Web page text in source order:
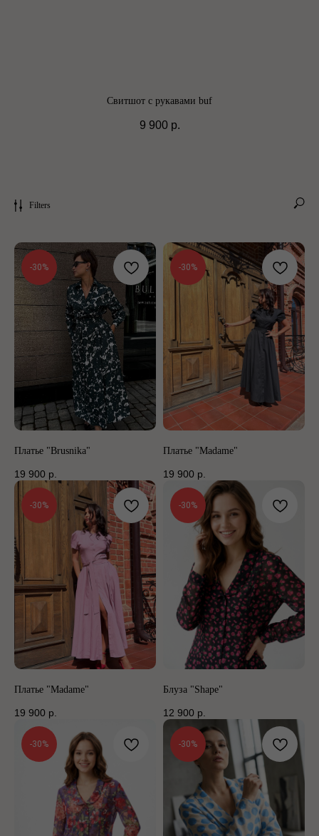
Свитшот с рукавами buf
9 900 р.
Filters
-30%
Платье "Brusnika"
19 900 р.
-30%
Платье "Madame"
19 900 р.
-30%
Платье "Madame"
19 900 р.
-30%
Блуза "Shape"
12 900 р.
-30% -30%